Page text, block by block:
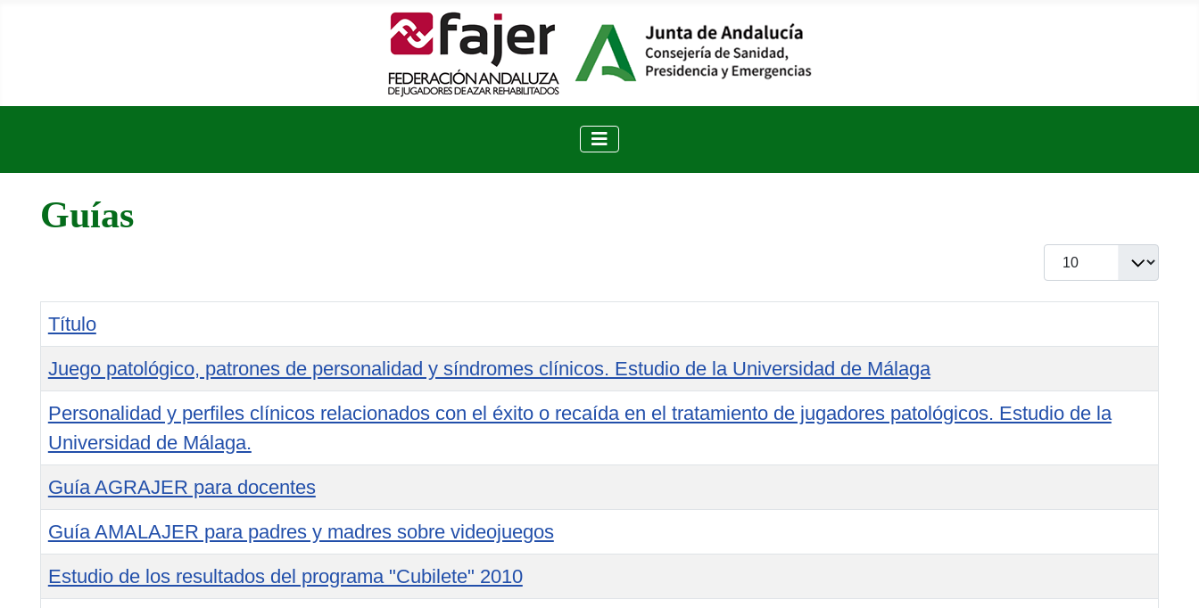
Guías
Cantidad a
Título
Juego patológico, patrones de personalidad y síndromes clínicos. Estudio de la Universidad de Málaga
Personalidad y perfiles clínicos relacionados con el éxito o recaída en el tratamiento de jugadores patológicos. Estudio de la
Universidad de Málaga.
Guía AGRAJER para docentes
Guía AMALAJER para padres y madres sobre videojuegos
Estudio de los resultados del programa "Cubilete" 2010